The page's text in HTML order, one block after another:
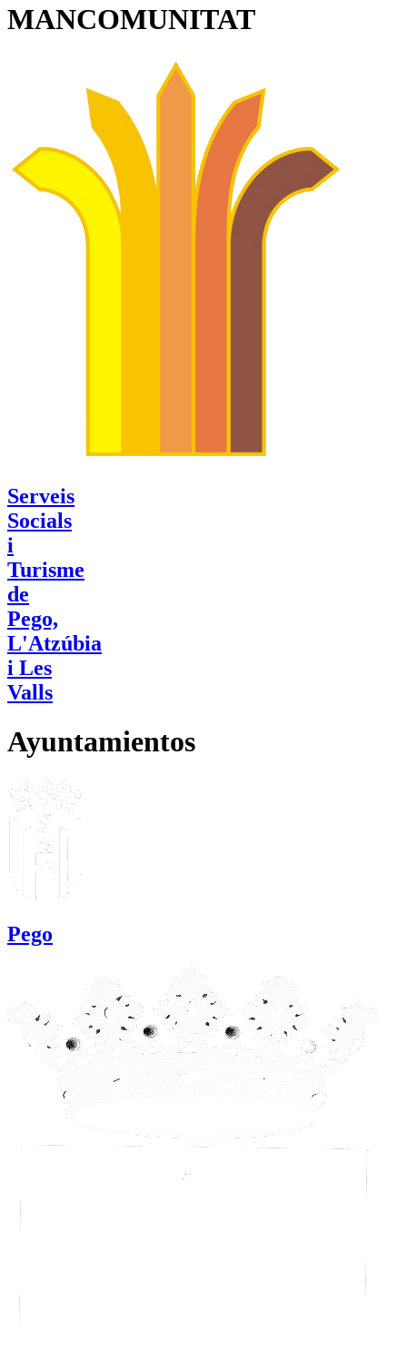
MANCOMUNITAT
Serveis
Socials
i
Turisme
de
Pego,
L'Atzúbia
i Les
Valls
Ayuntamientos
Pego